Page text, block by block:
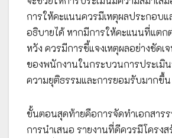
การให้คะแนนควรมีเหตุผลประกอบแ
อธิบายได้ หากมีการให้คะแนนที่แตก
หวัง ควรมีการชี้แจงเหตุผลอย่างชัดเ
ของพนักงานในกระบวนการประเมิน
ความยุติธรรมและการยอมรับมากขึ้น
ขั้นตอนสุดท้ายคือการจัดทำเอกสารร
การนำเสนอ รายงานที่ดีควรมีโครงส